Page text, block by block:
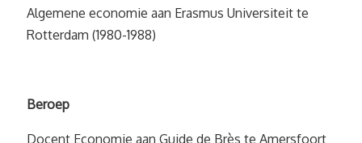
Algemene economie aan Erasmus Universiteit te
Rotterdam (1980-1988)
Beroep
Docent Economie aan Guide de Brès te Amersfoort